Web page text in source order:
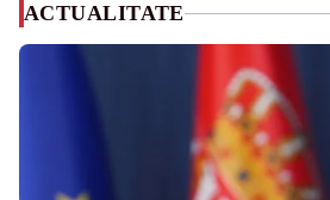
ACTUALITATE